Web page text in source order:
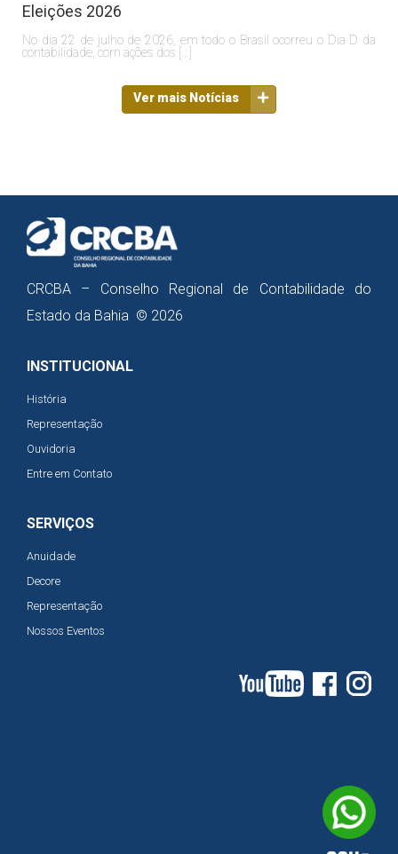
Eleições 2026
No dia 22 de julho de 2026, em todo o Brasil ocorreu o Dia D da
contabilidade, com ações dos […]
Ver mais Notícias
CRCBA – Conselho Regional de Contabilidade do
Estado da Bahia © 2026
INSTITUCIONAL
História
Representação
Ouvidoria
Entre em Contato
SERVIÇOS
Anuidade
Decore
Representação
Nossos Eventos